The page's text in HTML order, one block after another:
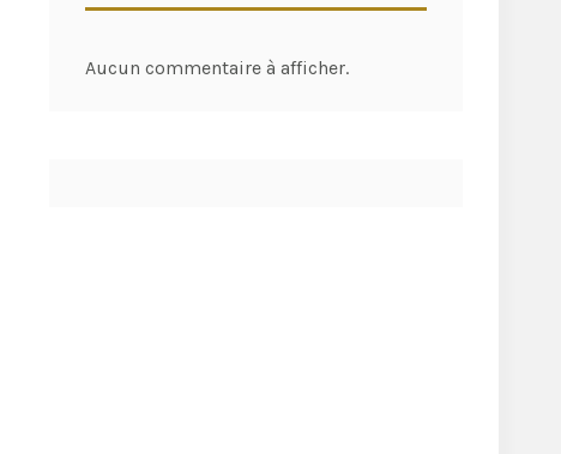
Aucun commentaire à afficher.